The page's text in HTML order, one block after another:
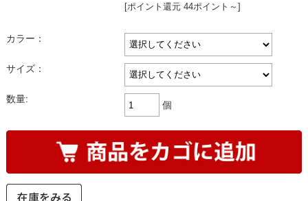
[ポイント還元 44ポイント～]
カラー：
サイズ：
数量:
個